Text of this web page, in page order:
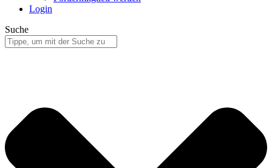
Login
Suche